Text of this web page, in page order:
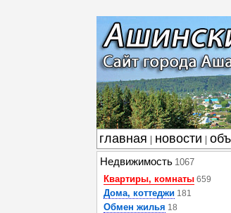
главная новости
Недвижимость 1067
Квартиры, комнаты 659
Дома, коттеджи 181
Обмен жилья 18